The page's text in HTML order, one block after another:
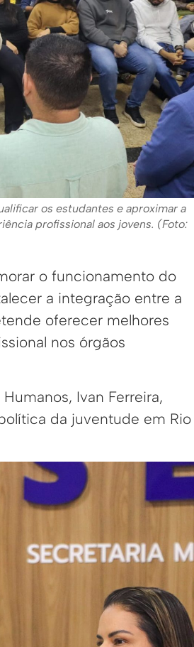
os estudantes e aproximar a
profissional aos jovens. (Foto:
o funcionamento do
a integração entre a
oferecer melhores
nos órgãos
Ivan Ferreira,
da juventude em Rio